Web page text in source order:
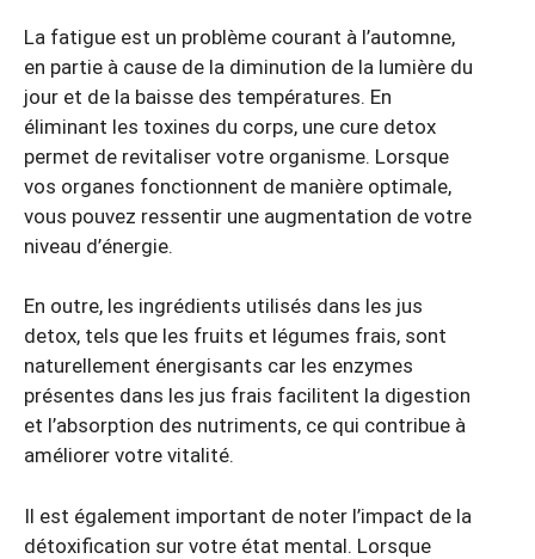
La fatigue est un problème courant à l’automne,
en partie à cause de la diminution de la lumière du
jour et de la baisse des températures. En
éliminant les toxines du corps, une cure detox
permet de revitaliser votre organisme. Lorsque
vos organes fonctionnent de manière optimale,
vous pouvez ressentir une augmentation de votre
niveau d’énergie.
En outre, les ingrédients utilisés dans les jus
detox, tels que les fruits et légumes frais, sont
naturellement énergisants car les enzymes
présentes dans les jus frais facilitent la digestion
et l’absorption des nutriments, ce qui contribue à
améliorer votre vitalité.
Il est également important de noter l’impact de la
détoxification sur votre état mental. Lorsque